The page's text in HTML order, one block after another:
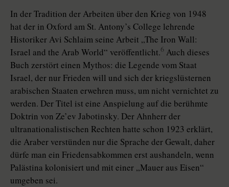
In der Tradition der Arbeiten über den Krieg von 1948
hat der in Oxford am St. Antony’s College lehrende
Historiker Avi Schlaim seine Arbeit „The Iron Wall:
Israel and the Arab World“ veröffentlicht.6 Auch dieses
Buch zerstört einen Mythos: die Legende vom Staat
Israel, der nur Frieden will und sich der kriegslüsternen
arabischen Staaten erwehren muss, um nicht vernichtet zu
werden. Der Titel ist eine Anspielung auf die berühmte
Doktrin von Ze’ev Jabotinsky. Der Ahnherr der
ultranationalistischen Rechten hatte schon 1923 erklärt,
die Araber verstünden nur die Sprache der Gewalt, daher
dürfe man ein Friedensabkommen erst aushandeln, wenn
Palästina kolonisiert und mit einer „Mauer aus Eisen“
umgeben sei.